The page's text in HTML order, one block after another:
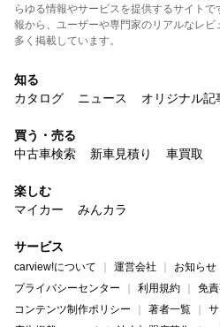
らゆる情報やサービスを提供するサイト
報から、ユーザーや専門家のリアルなレ
多く掲載しています。
知る
カタログ
ニュース オリジナル記
買う・売る
中古車検索
新車見積り 車買取
楽しむ
マイカー
みんカラ
サービス
carview!について 運営会社 お知らせ
プライバシーセンター
利用規約
免
コンテンツ制作ポリシー
著者一覧